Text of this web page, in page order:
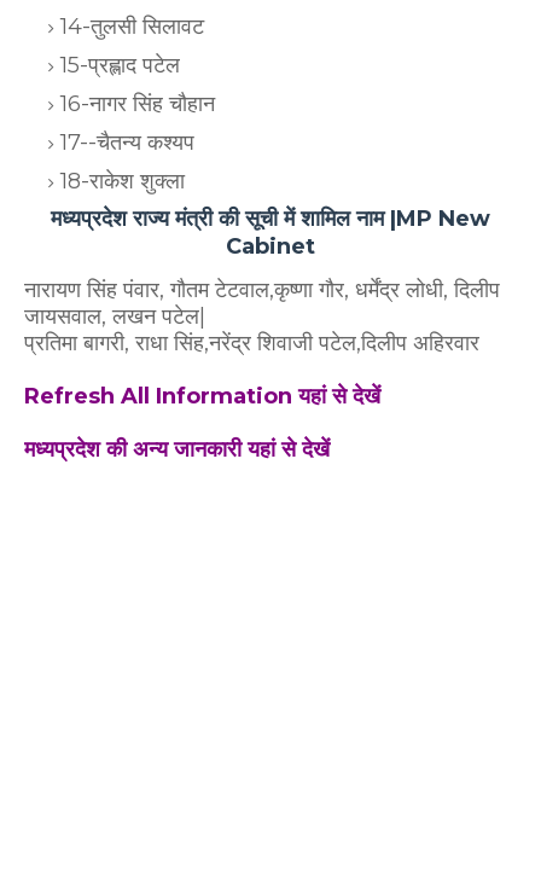
14-तुलसी सिलावट
15-प्रह्लाद पटेल
16-नागर सिंह चौहान
17--चैतन्य कश्यप
18-राकेश शुक्ला
मध्यप्रदेश राज्य मंत्री की सूची में शामिल नाम |MP New
Cabinet
नारायण सिंह पंवार, गौतम टेटवाल,कृष्णा गौर, धर्मेंद्र लोधी, दिलीप
जायसवाल, लखन पटेल|
प्रतिमा बागरी, राधा सिंह,नरेंद्र शिवाजी पटेल,दिलीप अहिरवार
Refresh All Information यहां से देखें
मध्यप्रदेश की अन्य जानकारी यहां से देखें